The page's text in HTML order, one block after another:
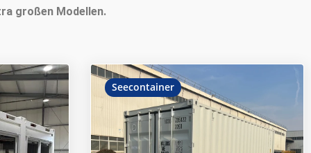
großen Modellen.
Seecontainer